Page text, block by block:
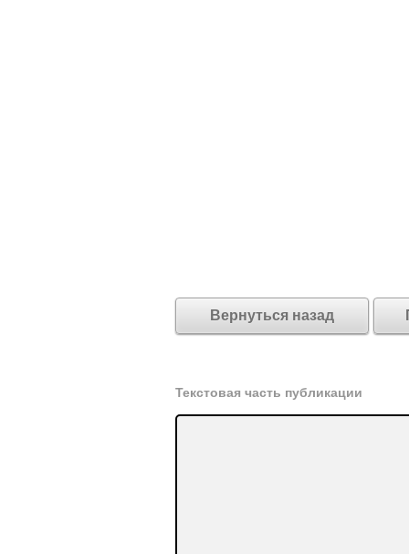
Вернуться назад
Текстовая часть публикации